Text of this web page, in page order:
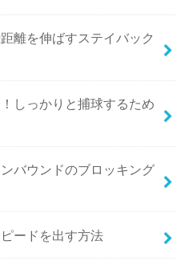
離を伸ばすステイバック
しっかりと捕球するため
バウンドのブロッキング
ードを出す方法